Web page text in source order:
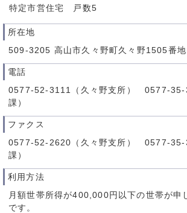
特定市営住宅 戸数5
所在地
509-3205 高山市久々野町久々野1505番地
電話
0577-52-3111（久々野支所） 0577-35-
課）
ファクス
0577-52-2620（久々野支所） 0577-35-
課）
利用方法
月額世帯所得が400,000円以下の世帯が申
です。